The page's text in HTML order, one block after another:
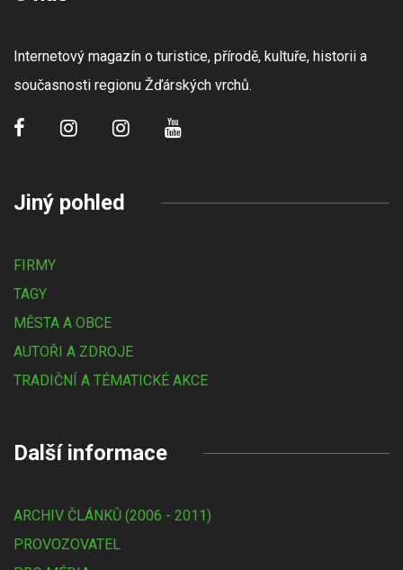
Internetový magazín o turistice, přírodě, kultuře, historii a
současnosti regionu Žďárských vrchů.
Jiný pohled
FIRMY
TAGY
MĚSTA A OBCE
AUTOŘI A ZDROJE
TRADIČNÍ A TÉMATICKÉ AKCE
Další informace
ARCHIV ČLÁNKŮ (2006 - 2011)
PROVOZOVATEL